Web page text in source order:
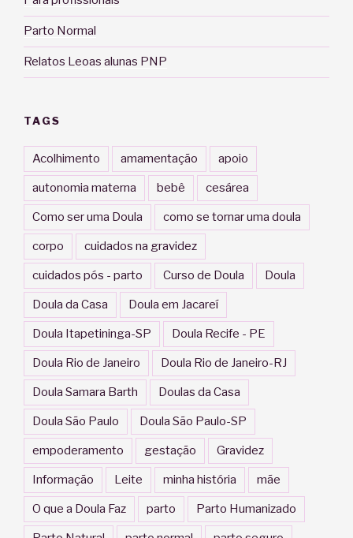
Parto Normal
Relatos Leoas alunas PNP
TAGS
Acolhimento amamentação apoio
autonomia materna bebê cesárea
Como ser uma Doula como se tornar uma doula
corpo cuidados na gravidez
cuidados pós - parto Curso de Doula Doula
Doula da Casa Doula em Jacareí
Doula Itapetininga-SP Doula Recife - PE
Doula Rio de Janeiro Doula Rio de Janeiro-RJ
Doula Samara Barth Doulas da Casa
Doula São Paulo Doula São Paulo-SP
empoderamento gestação Gravidez
Informação Leite minha história mãe
O que a Doula Faz parto Parto Humanizado